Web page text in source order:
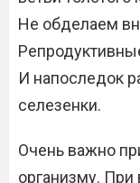
Не обделаем
И напоследок
селезенки.
Очень важно
организму.